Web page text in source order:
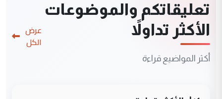
تعليقاتكم والموضوعات
الأكثر تداولاً
أكثر المواضيع قراءة
عرض
الكل